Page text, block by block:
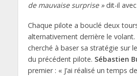
de mauvaise surprise »dit-il avec
Chaque pilote a bouclé deux
alternativement derrière le volant.
cherché à baser sa stratégie sur
du précédent pilote. Sébastien
premier : « J’ai réalisé un temps